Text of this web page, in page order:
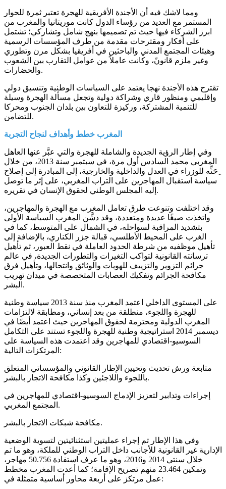
ومما لاشك فيه أن الأجندة الأفريقية للهجرة تعتبر ثمرة للحوار
المستمر مع العديد من رؤساء الدول كانت موريتانيا والمغرب من
ابرز الشركاء فيها حيث تم تصميمها بنهج شامل وتشاركي؛ تشتمل
على أفكار ومقترحات مقدمة من طرف المؤسسات الرسمية
وهيئات المجتمع المدني والباحثين في أفريقيا بشكل مرن وتطوري
وغير ملزم قانونً، وكانت عاملاً من عوامل التقارب بين الشعوب
والحضارات.
تقترح هذه الأجندة نهجا يعتمد على السياسات الوطنية وتنسيق دولي
وإقليمي ومنظور قاري وشراكة دولية وتجعل مسألة الهجرة وسيلة
للتنمية المشتركة، وركيزة للتعاون بين بلدان الجنوب ومحركا
للتضامن.
المغرب خطط وأهداف لنجاح التجربة
وفي إطار الرؤية الجديدة والشاملة للهجرة والتي عبَّر عنها العاهل
المغربي محمد السادس أول مرة، في سبتمبر سنة 2013، من خلال
ِحَثِّه للوزراء في العدل والداخلية والخارجية، إلى المبادرة إلى إصلاح
سياسة استقبال المهاجرين على التراب المغربي، على إثر ما توصل
إليه المجلس الوطني لحقوق الإنسان في تقريره.
وقد اختلفت وتنوعت طرق تعامل المغرب مع الهجرة والمهاجرين،
واتخذت صيغًا عديدة ومتعددة، وقد دشَّن المغرب السياسة الأولى
بتشديد المراقبة لسواحله، في الشمال على المتوسط، كما في
الغرب على المحيط الأطلسي، قبالة جزر الكناري، بالإضافة إلى
تأهيل موظفيه من شرطة الحدود العاملة في نقط العبور، ثم تأهيل
ترسانته القانونية لتواكب التغيرات والتطورات الجديدة، في عالم
جرائم التزوير والتزييف للهويات والوثائق وانتحالها، وتأهيل فرق
مكافحة الجرائم وتفكيك العصابات المتخصصة في ميدان تهريب
البشر.
على المستوى الداخلي اعتمد المغرب منذ سنة 2013 سياسة وطنية
للهجرة واللجوء، منطلقة من بعد إنساني، ومطابقة لالتزامات
المغرب الدولية ومحترمة لحقوق المهاجرين حيث اعتمد أيضًا في
ديسمبر 2014 استراتيجية وطنية للهجرة واللجوء تستند على التكامل
السوسيو-اقتصادي للمهاجرين وقد اعتمدت هذه السياسة على
المرتكزات التالية:
متابعة ورش تحديث وتحيين الإطار القانوني والمؤسساتي المتعلق
باللجوء واللاجئين وكذا مكافحة الاتجار بالبشر.
إجراءات وتدابير لتعزيز الإدماج السوسيو-اقتصادي للمهاجرين في
المجتمع المغربي.
مكافحة شبكات الاتجار بالبشر.
وفي هذا الإطار تم إجراء عمليتين استثنائيتين لتسوية الوضعية
الإدارية غير القانونية للأجانب داخل التراب الوطني للملكة، وهو ما تم
خلال سنتي 2014 و2016، وهو ما عرف استفادة 50.756 مهاجر،
وتمكين 23.464 منهم تصريح الإقامة؛ كما أعدت المغرب مخطط
عمل مرتكز على أربعة محاور أساسية متمثلة في: